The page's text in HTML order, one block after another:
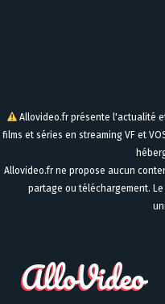
Allovideo.fr présente l'actualité
films et séries en streaming VF et
Allovideo.fr ne propose aucun
partage ou téléchargement.